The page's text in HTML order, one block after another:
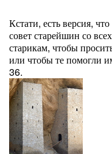
Кстати, есть версия,
совет старейшин со
старикам, чтобы
или чтобы те помогли
36.